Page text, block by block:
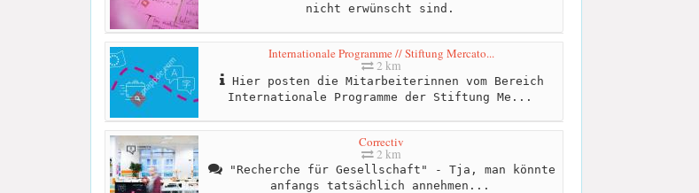
nicht erwünscht sind.
Internationale Programme // Stiftung Mercato...
2 km
Hier posten die Mitarbeiterinnen vom Bereich
Internationale Programme der Stiftung Me...
Correctiv
2 km
"Recherche für Gesellschaft" - Tja, man könnte
anfangs tatsächlich annehmen...